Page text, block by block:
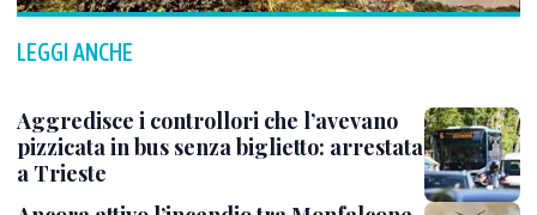
LEGGI ANCHE
Aggredisce i controllori che l’avevano
pizzicata in bus senza biglietto: arrestata
a Trieste